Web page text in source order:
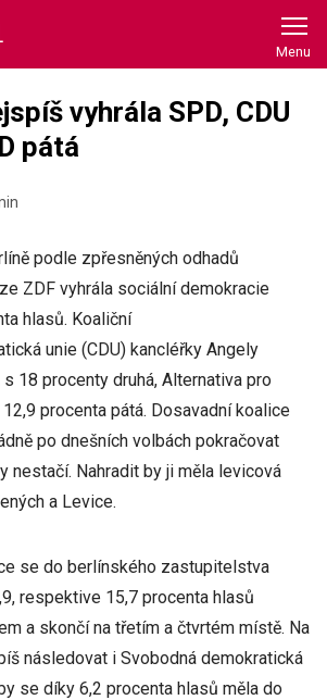
vyhrála SPD, CDU
pátá
podle zpřesněných odhadů
ZDF vyhrála sociální demokracie
hlasů. Koaliční
unie (CDU) kancléřky Angely
18 procenty druhá, Alternativa pro
procenta pátá. Dosavadní koalice
po dnešních volbách pokračovat
nestačí. Nahradit by ji měla levicová
a Levice.
se do berlínského zastupitelstva
respektive 15,7 procenta hlasů
a skončí na třetím a čtvrtém místě. Na
následovat i Svobodná demokratická
se díky 6,2 procenta hlasů měla do